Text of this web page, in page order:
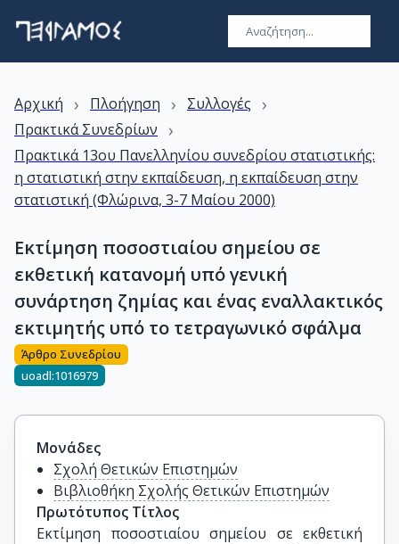
Αρχική › Πλοήγηση › Συλλογές ›
Πρακτικά Συνεδρίων ›
Πρακτικά 13ου Πανελληνίου συνεδρίου στατιστικής:
η στατιστική στην εκπαίδευση, η εκπαίδευση στην
στατιστική (Φλώρινα, 3-7 Μαίου 2000)
Εκτίμηση ποσοστιαίου σημείου σε
εκθετική κατανομή υπό γενική
συνάρτηση ζημίας και ένας εναλλακτικός
εκτιμητής υπό το τετραγωνικό σφάλμα
Άρθρο Συνεδρίου
uoadl:1016979
Μονάδες
Σχολή Θετικών Επιστημών
Βιβλιοθήκη Σχολής Θετικών Επιστημών
Πρωτότυπος Τίτλος
Εκτίμηση ποσοστιαίου σημείου σε εκθετική